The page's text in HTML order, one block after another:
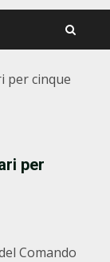
per cinque
per
Comando